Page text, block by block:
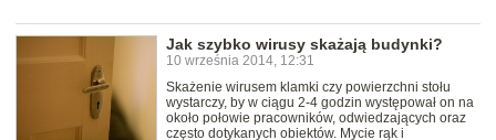
Jak szybko wirusy skażają budynki?
10 września 2014, 12:31
Skażenie wirusem klamki czy powierzchni stołu
wystarczy, by w ciągu 2-4 godzin występował on na
około połowie pracowników, odwiedzających oraz
często dotykanych obiektów. Mycie rąk i